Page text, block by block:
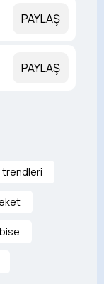
PAYLAŞ
PAYLAŞ
trendleri